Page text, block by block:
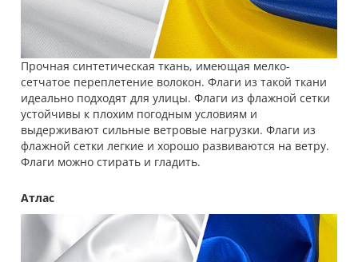
Прочная синтетическая ткань, имеющая мелко-
сетчатое переплетение волокон. Флаги из такой ткани
идеально подходят для улицы. Флаги из флажной сетки
устойчивы к плохим погодным условиям и
выдерживают сильные ветровые нагрузки. Флаги из
флажной сетки легкие и хорошо развиваются на ветру.
Флаги можно стирать и гладить.
Атлас